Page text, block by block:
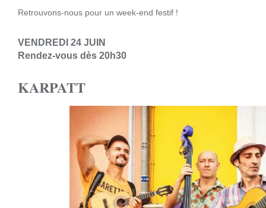
Retrouvons-nous pour un week-end festif !
VENDREDI 24 JUIN
Rendez-vous dès 20h30
KARPATT